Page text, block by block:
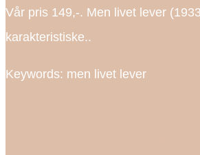
Vår pris 149,-. Men livet lever
karakteristiske..
Keywords: men livet lever